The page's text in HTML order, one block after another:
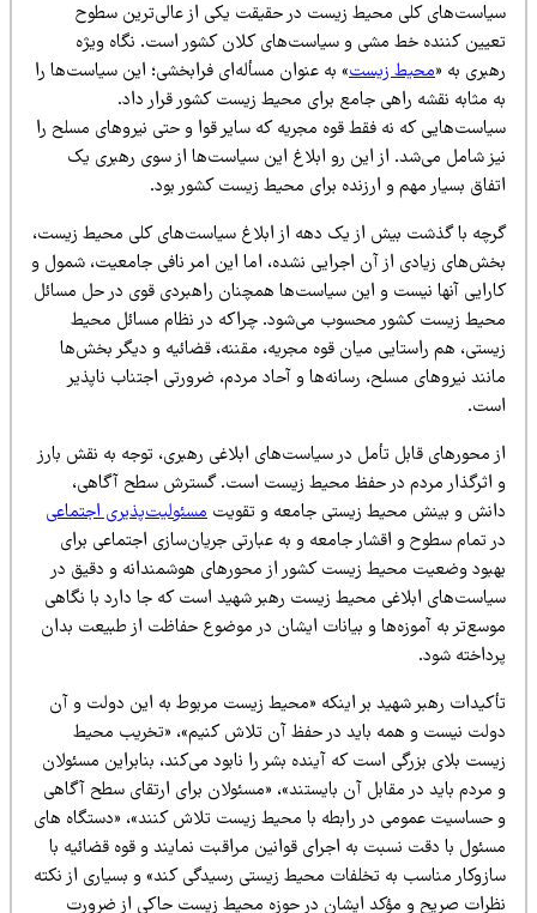
کلی محیط زیست در حقیقت یکی از عالی‌ترین سطوح
کننده خط مشی و سیاست‌های کلان کشور است. نگاه ویژه
به «محیط زیست» به عنوان مسأله‌ای فرابخشی؛ این سیاست‌ها را
مثابه نقشه راهی جامع برای محیط زیست کشور قرار داد.
که نه فقط قوه مجریه که سایر قوا و حتی نیروهای مسلح را
شامل می‌شد. از این رو ابلاغ این سیاست‌ها از سوی رهبری یک
بسیار مهم و ارزنده برای محیط زیست کشور بود.
با گذشت بیش از یک دهه از ابلاغ سیاست‌های کلی محیط زیست،
زیادی از آن اجرایی نشده، اما این امر نافی جامعیت، شمول و
آنها نیست و این سیاست‌ها همچنان راهبردی قوی در حل مسائل
زیست کشور محسوب می‌شود. چراکه در نظام مسائل محیط
هم راستایی میان قوه مجریه، مقننه، قضائیه و دیگر بخش‌ها
نیروهای مسلح، رسانه‌ها و آحاد مردم، ضرورتی اجتناب ناپذیر
محورهای قابل تأمل در سیاست‌های ابلاغی رهبری، توجه به نقش بارز
اثرگذار مردم در حفظ محیط زیست است. گسترش سطح آگاهی،
و بینش محیط زیستی جامعه و تقویتمسئولیت‌پذیری اجتماعی
تمام سطوح و اقشار جامعه و به عبارتی جریان‌سازی اجتماعی برای
وضعیت محیط زیست کشور از محورهای هوشمندانه و دقیق در
ابلاغی محیط زیست رهبر شهید است که جا دارد با نگاهی
به آموزه‌ها و بیانات ایشان در موضوع حفاظت از طبیعت بدان
شود.
رهبر شهید بر اینکه «محیط زیست مربوط به این دولت و آن
نیست و همه باید در حفظ آن تلاش کنیم»، «تخریب محیط
بلای بزرگی است که آینده بشر را نابود می‌کند، بنابراین مسئولان
مردم باید در مقابل آن بایستند»، «مسئولان براى ارتقای سطح آگاهى
حساسیت عمومى در رابطه با محیط زیست تلاش کنند»، «دستگاه هاى
با دقت نسبت به اجراى قوانین مراقبت نمایند و قوه قضائیه با
مناسب به تخلفات محیط زیستی رسیدگى کند» و بسیاری از نکته
صریح و مؤکد ایشان در حوزه محیط زیست حاکی از ضرورت